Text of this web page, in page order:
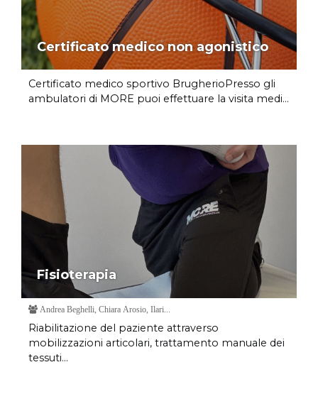
Certificato medico non agonistico
Certificato medico sportivo BrugherioPresso gli
ambulatori di MORE puoi effettuare la visita medi...
Fisioterapia
Andrea Beghelli, Chiara Arosio, Ilari...
Riabilitazione del paziente attraverso
mobilizzazioni articolari, trattamento manuale dei
tessuti...